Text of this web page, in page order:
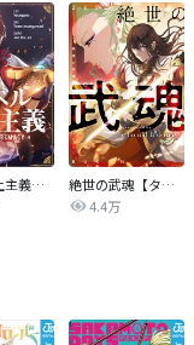
レベル至上主義【タテヨミ】
絶世の武魂【タテヨミ】
4.4万